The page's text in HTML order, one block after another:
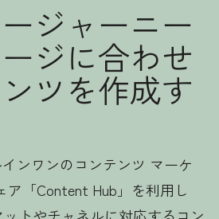
ジャーニー
ジに合わせ
ツを作成す
ンワンのコンテンツ マーケ
ア「Content Hub」を利用し